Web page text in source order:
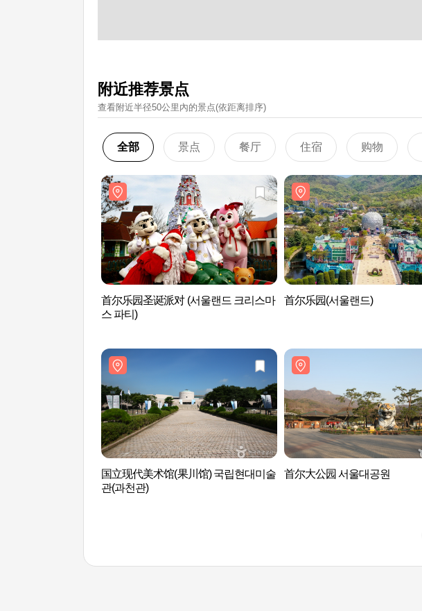
附近推荐景点
查看附近半径50公里內的景点(依距离排序)
全部 景点 餐厅 住宿 购物
首尔乐园圣诞派对 (서울랜드 크리스마
스 파티)
首尔乐园(서울랜드)
国立现代美术馆(果川馆) 국립현대미술
관(과천관)
首尔大公园 서울대공원